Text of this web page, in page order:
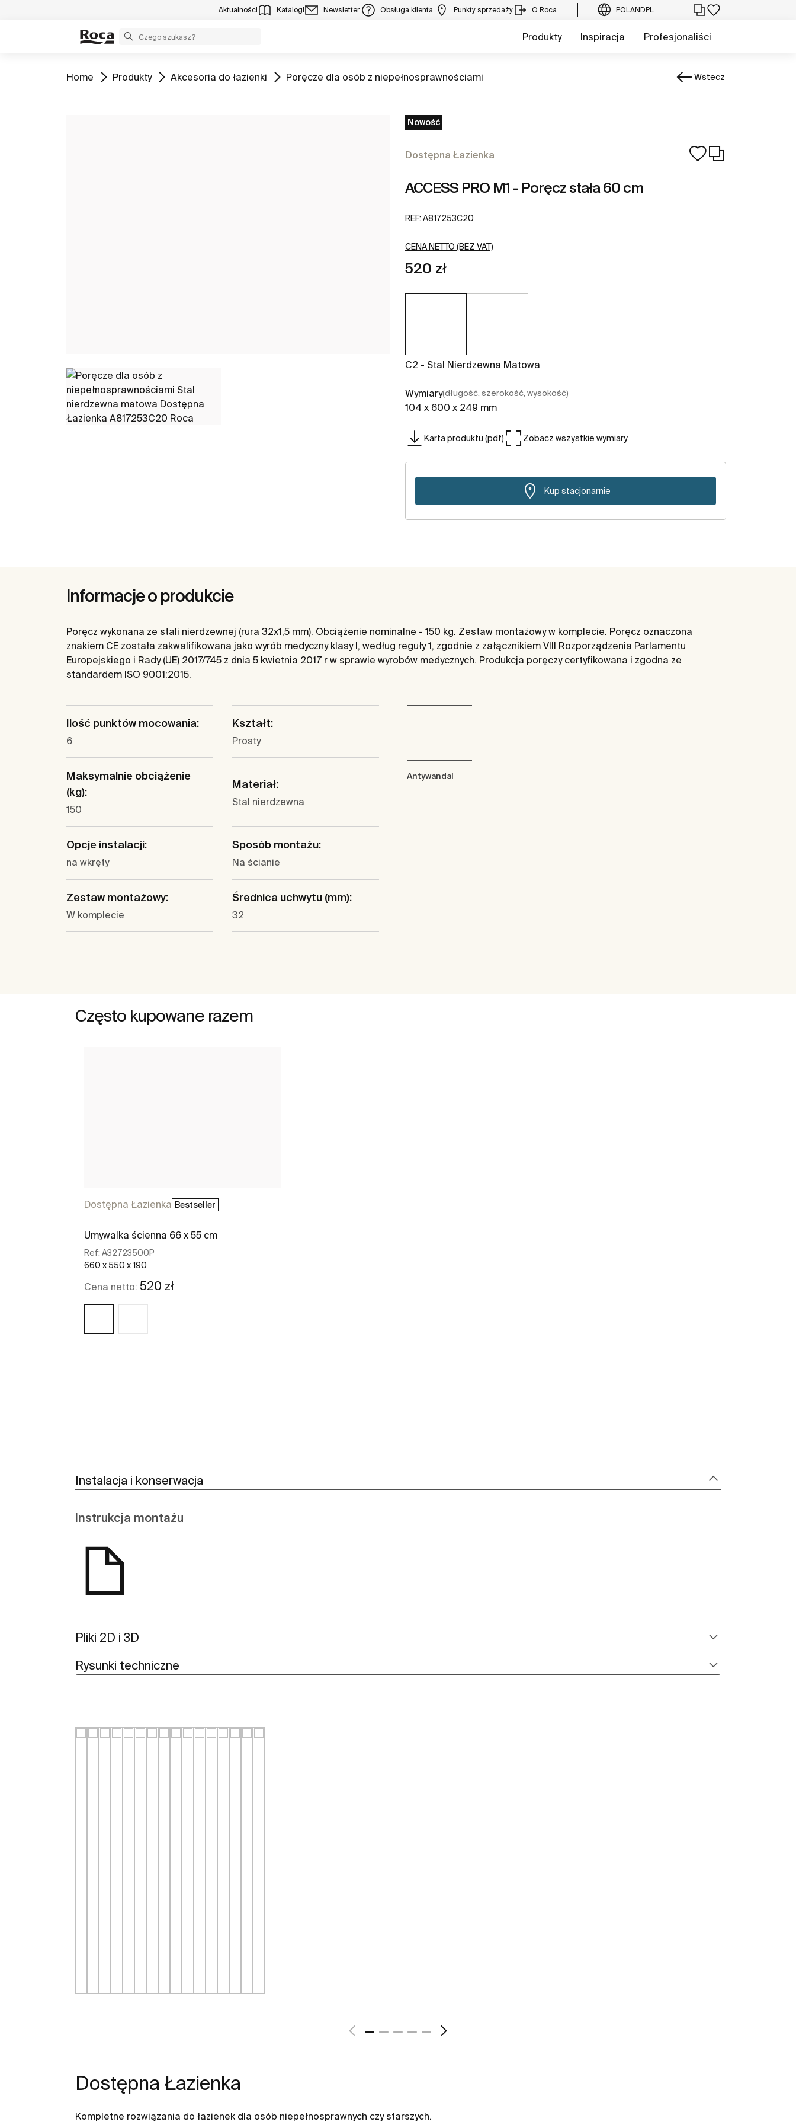
Aktualności Katalogi Newsletter Obsługa klienta Punkty sprzedaży O Roca POLANDPL
Produkty Inspiracja Profesjonaliści
Zobacz
Home Zobacz
Produkty Zobacz
Akcesoria do łazienki Zobacz
Poręcze dla osób z niepełnosprawnościami Wstecz
Nowość
Dostępna Łazienka
ACCESS PRO M1 - Poręcz stała 60 cm
REF: A817253C20
CENA NETTO (BEZ VAT)
520 zł
C2 - Stal Nierdzewna Matowa
Wymiary(długość, szerokość, wysokość)
104 x 600 x 249 mm
Karta produktu (pdf) Zobacz wszystkie wymiary
Kup stacjonarnie
Informacje o produkcie
Poręcz wykonana ze stali nierdzewnej (rura 32x1,5 mm). Obciążenie nominalne - 150 kg. Zestaw montażowy w komplecie. Poręcz oznaczona
znakiem CE została zakwalifikowana jako wyrób medyczny klasy I, według reguły 1, zgodnie z załącznikiem VIII Rozporządzenia Parlamentu
Europejskiego i Rady (UE) 2017/745 z dnia 5 kwietnia 2017 r w sprawie wyrobów medycznych. Produkcja poręczy certyfikowana i zgodna ze
standardem ISO 9001:2015.
Ilość punktów mocowania:
6
Kształt:
Prosty
Maksymalnie obciążenie
(kg):
150
Materiał:
Stal nierdzewna
Opcje instalacji:
na wkręty
Sposób montażu:
Na ścianie
Zestaw montażowy:
W komplecie
Średnica uchwytu (mm):
32
Antywandal
Często kupowane razem
Dostępna Łazienka Bestseller
Umywalka ścienna 66 x 55 cm
Ref: A32723500P
660 x 550 x 190
Cena netto: 520 zł
Instalacja i konserwacja
Instrukcja montażu
Pliki 2D i 3D
Rysunki techniczne
Dostępna Łazienka
Kompletne rozwiązania do łazienek dla osób niepełnosprawnych czy starszych.